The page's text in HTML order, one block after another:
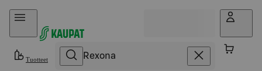
Hyppää sisältöön
Tuotteet